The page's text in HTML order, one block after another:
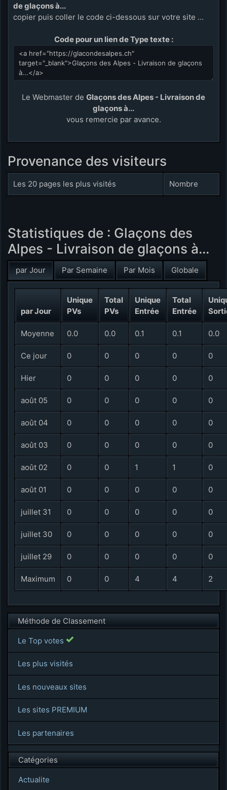
de glaçons à...
copier puis coller le code ci-dessous sur votre site ...
Code pour un lien de Type texte :
Le Webmaster de Glaçons des Alpes - Livraison de
glaçons à...
vous remercie par avance.
Provenance des visiteurs
Les 20 pages les plus visités Nombre
Statistiques de : Glaçons des
Alpes - Livraison de glaçons à...
par Jour Par Semaine Par Mois Globale
par Jour
Unique
PVs
Total
PVs
Unique
Entrée
Total
Entrée
Moyenne 0.0 0.0 0.1 0.1 0.0
Ce jour 0 0 0 0 0
Hier 0 0 0 0 0
août 05 0 0 0 0 0
août 04 0 0 0 0 0
août 03 0 0 0 0 0
août 02 0 0 1 1 0
août 01 0 0 0 0 0
juillet 31 0 0 0 0 0
juillet 30 0 0 0 0 0
juillet 29 0 0 0 0 0
Maximum 0 0 4 4 2
Méthode de Classement
Le Top votes
Les plus visités
Les nouveaux sites
Les sites PREMIUM
Les partenaires
Catégories
Actualite